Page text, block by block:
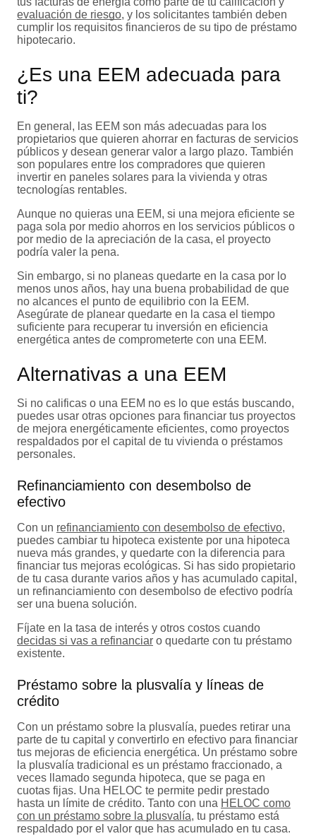
evaluación de riesgo, y los solicitantes también deben
cumplir los requisitos financieros de su tipo de préstamo
hipotecario.
¿Es una EEM adecuada para
ti?
En general, las EEM son más adecuadas para los
propietarios que quieren ahorrar en facturas de servicios
públicos y desean generar valor a largo plazo. También
son populares entre los compradores que quieren
invertir en paneles solares para la vivienda y otras
tecnologías rentables.
Aunque no quieras una EEM, si una mejora eficiente se
paga sola por medio ahorros en los servicios públicos o
por medio de la apreciación de la casa, el proyecto
podría valer la pena.
Sin embargo, si no planeas quedarte en la casa por lo
menos unos años, hay una buena probabilidad de que
no alcances el punto de equilibrio con la EEM.
Asegúrate de planear quedarte en la casa el tiempo
suficiente para recuperar tu inversión en eficiencia
energética antes de comprometerte con una EEM.
Alternativas a una EEM
Si no calificas o una EEM no es lo que estás buscando,
puedes usar otras opciones para financiar tus proyectos
de mejora energéticamente eficientes, como proyectos
respaldados por el capital de tu vivienda o préstamos
personales.
Refinanciamiento con desembolso de
efectivo
Con un refinanciamiento con desembolso de efectivo,
puedes cambiar tu hipoteca existente por una hipoteca
nueva más grandes, y quedarte con la diferencia para
financiar tus mejoras ecológicas. Si has sido propietario
de tu casa durante varios años y has acumulado capital,
un refinanciamiento con desembolso de efectivo podría
ser una buena solución.
Fíjate en la tasa de interés y otros costos cuando
decidas si vas a refinanciar o quedarte con tu préstamo
existente.
Préstamo sobre la plusvalía y líneas de
crédito
Con un préstamo sobre la plusvalía, puedes retirar una
parte de tu capital y convertirlo en efectivo para financiar
tus mejoras de eficiencia energética. Un préstamo sobre
la plusvalía tradicional es un préstamo fraccionado, a
veces llamado segunda hipoteca, que se paga en
cuotas fijas. Una HELOC te permite pedir prestado
hasta un límite de crédito. Tanto con una HELOC como
con un préstamo sobre la plusvalía, tu préstamo está
respaldado por el valor que has acumulado en tu casa.